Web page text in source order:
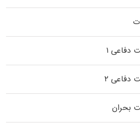
دفاعی ۱
دفاعی ۲
بحران